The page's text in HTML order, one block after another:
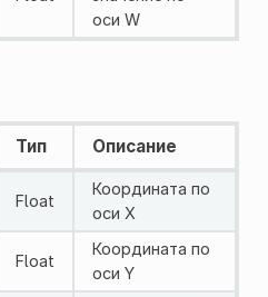
оси W
Тип Описание
Float
Координата по
оси X
Float
Координата по
оси Y